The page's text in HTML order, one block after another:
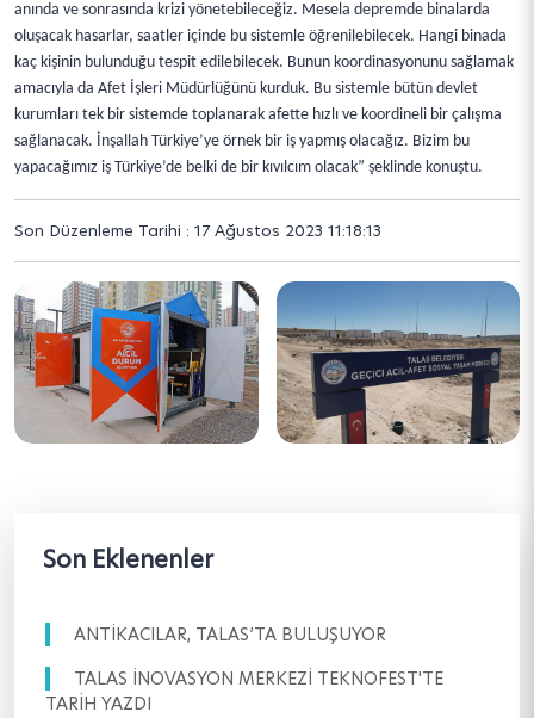
anında ve sonrasında krizi yönetebileceğiz. Mesela depremde binalarda
oluşacak hasarlar, saatler içinde bu sistemle öğrenilebilecek. Hangi binada
kaç kişinin bulunduğu tespit edilebilecek. Bunun koordinasyonunu sağlamak
amacıyla da Afet İşleri Müdürlüğünü kurduk. Bu sistemle bütün devlet
kurumları tek bir sistemde toplanarak afette hızlı ve koordineli bir çalışma
sağlanacak. İnşallah Türkiye’ye örnek bir iş yapmış olacağız. Bizim bu
yapacağımız iş Türkiye’de belki de bir kıvılcım olacak” şeklinde konuştu.
Son Düzenleme Tarihi : 17 Ağustos 2023 11:18:13
Son Eklenenler
ANTİKACILAR, TALAS’TA BULUŞUYOR
TALAS İNOVASYON MERKEZİ TEKNOFEST'TE
TARİH YAZDI